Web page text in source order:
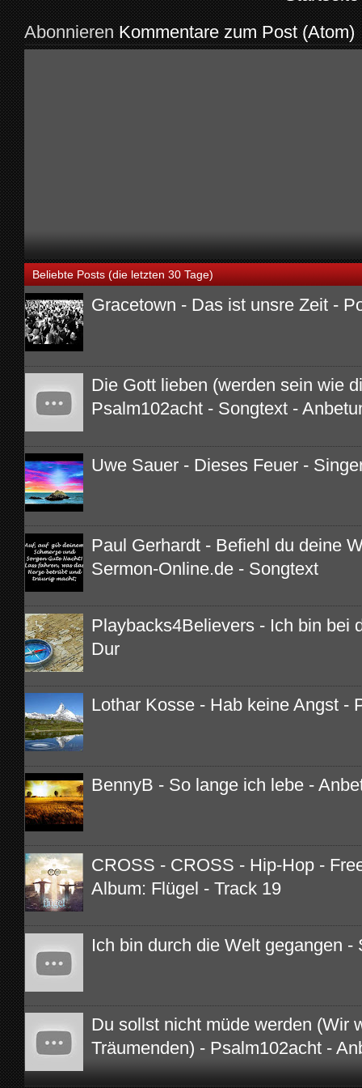
AbonnierenKommentare zum Post (Atom)
Beliebte Posts (die letzten 30 Tage)
Gracetown - Das ist unsre Zeit -
Die Gott lieben (werden sein wie
Psalm102acht - Songtext -
Uwe Sauer - Dieses Feuer -
Paul Gerhardt - Befiehl du deine
Sermon-Online.de - Songtext
Playbacks4Believers - Ich bin bei
Dur
Lothar Kosse - Hab keine Angst -
BennyB - So lange ich lebe -
CROSS - CROSS - Hip-Hop -
Album: Flügel - Track 19
Ich bin durch die Welt gegangen
Du sollst nicht müde werden (Wir
Träumenden) - Psalm102acht -